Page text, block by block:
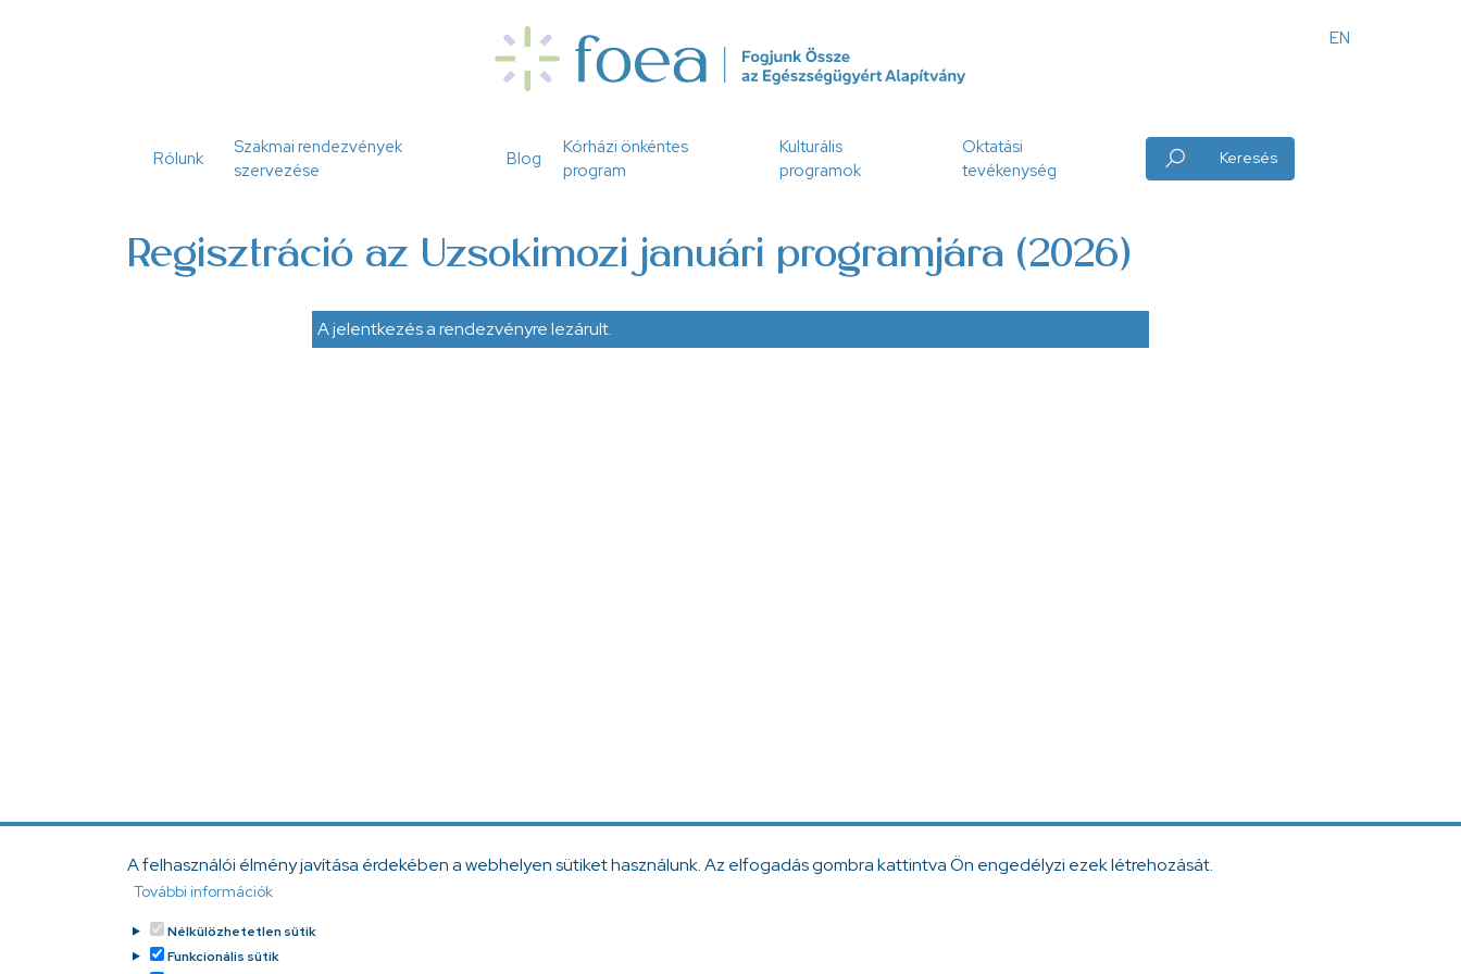
A felhasználói élmény javítása érdekében a webhelyen sütiket használunk. Az elfogadás gombra kattintva Ön engedélyzi ezek létrehozását.
További információk
Nélkülözhetetlen sütik
Funkcionális sütik
Angol
EN
Rólunk
Szakmai rendezvények
szervezése
Blog
Kórházi önkéntes
program
Kulturális
programok
Oktatási
tevékenység
Keresés
Regisztráció az Uzsokimozi januári programjára (2026)
Állapotüzenet
A jelentkezés a rendezvényre lezárult.